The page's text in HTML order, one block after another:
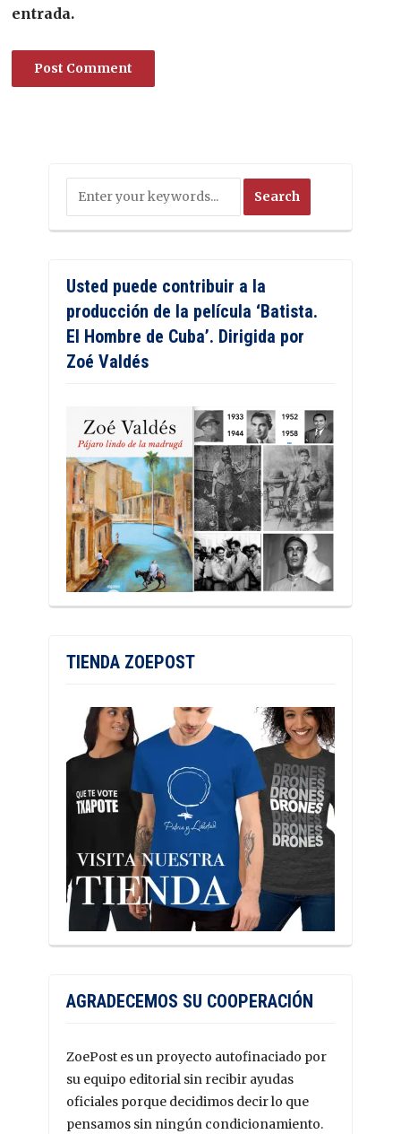
entrada.
Usted puede contribuir a la
producción de la película ‘Batista.
El Hombre de Cuba’. Dirigida por
Zoé Valdés
TIENDA ZOEPOST
AGRADECEMOS SU COOPERACIÓN
ZoePost es un proyecto autofinaciado por
su equipo editorial sin recibir ayudas
oficiales porque decidimos decir lo que
pensamos sin ningún condicionamiento.